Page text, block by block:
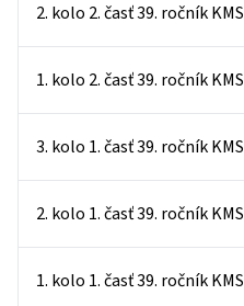
2. kolo 2. časť 39. ročník KMS
1. kolo 2. časť 39. ročník KMS
3. kolo 1. časť 39. ročník KMS
2. kolo 1. časť 39. ročník KMS
1. kolo 1. časť 39. ročník KMS